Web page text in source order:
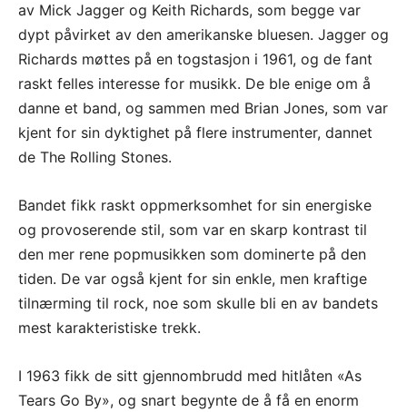
av Mick Jagger og Keith Richards, som begge var
dypt påvirket av den amerikanske bluesen. Jagger og
Richards møttes på en togstasjon i 1961, og de fant
raskt felles interesse for musikk. De ble enige om å
danne et band, og sammen med Brian Jones, som var
kjent for sin dyktighet på flere instrumenter, dannet
de The Rolling Stones.
Bandet fikk raskt oppmerksomhet for sin energiske
og provoserende stil, som var en skarp kontrast til
den mer rene popmusikken som dominerte på den
tiden. De var også kjent for sin enkle, men kraftige
tilnærming til rock, noe som skulle bli en av bandets
mest karakteristiske trekk.
I 1963 fikk de sitt gjennombrudd med hitlåten «As
Tears Go By», og snart begynte de å få en enorm